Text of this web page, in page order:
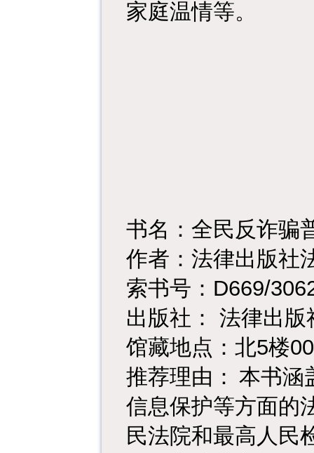
家庭温情等。
书名：全民反诈骗
作者：法律出版社
索书号： D669/
出版社：
法律出版
馆藏地点：北5楼
推荐理由： 本书涵
信息保护等方面的
民法院和最高人民